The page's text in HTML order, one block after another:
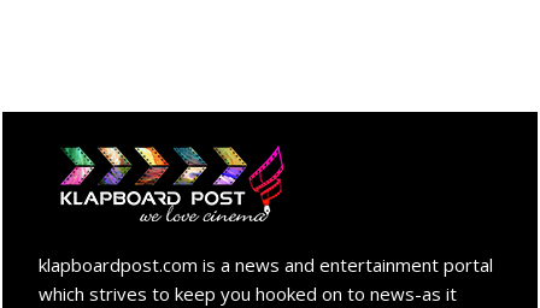
klapboardpost.com is a news and entertainment portal
which strives to keep you hooked on to news-as it